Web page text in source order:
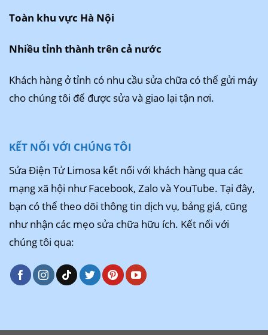
Toàn khu vực Hà Nội
Nhiều tỉnh thành trên cả nước
Khách hàng ở tỉnh có nhu cầu sửa chữa có thể gửi máy
cho chúng tôi để được sửa và giao lại tận nơi.
KẾT NỐI VỚI CHÚNG TÔI
Sửa Điện Tử Limosa kết nối với khách hàng qua các
mạng xã hội như Facebook, Zalo và YouTube. Tại đây,
bạn có thể theo dõi thông tin dịch vụ, bảng giá, cũng
như nhận các mẹo sửa chữa hữu ích. Kết nối với
chúng tôi qua: